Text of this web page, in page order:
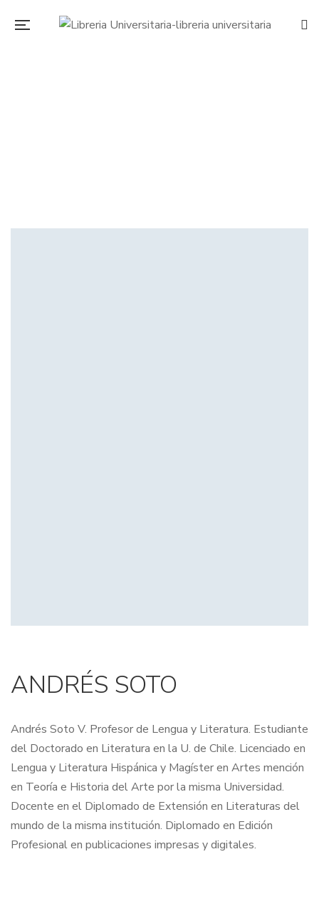
ANDRÉS SOTO
Andrés Soto V. Profesor de Lengua y Literatura. Estudiante
del Doctorado en Literatura en la U. de Chile. Licenciado en
Lengua y Literatura Hispánica y Magíster en Artes mención
en Teoría e Historia del Arte por la misma Universidad.
Docente en el Diplomado de Extensión en Literaturas del
mundo de la misma institución. Diplomado en Edición
Profesional en publicaciones impresas y digitales.